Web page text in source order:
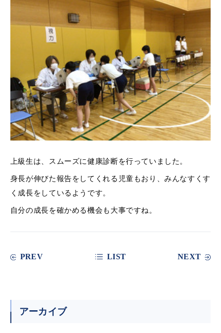
上級生は、スムーズに健康診断を行っていました。
身長が伸びた報告をしてくれる児童もおり、みんなすくす
く成長をしているようです。
自分の成長を確かめる機会も大事ですね。
PREV LIST NEXT
アーカイブ